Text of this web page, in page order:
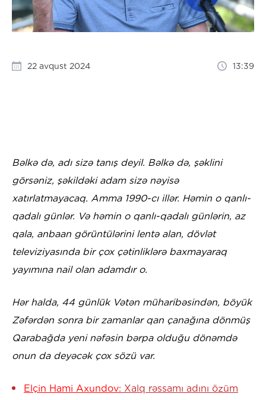
22 avqust 2024 13:39
Bəlkə də, adı sizə tanış deyil. Bəlkə də, şəklini
görsəniz, şəkildəki adam sizə nəyisə
xatırlatmayacaq. Amma 1990-cı illər. Həmin o qanlı-
qadalı günlər. Və həmin o qanlı-qadalı günlərin, az
qala, anbaan görüntülərini lentə alan, dövlət
televiziyasında bir çox çətinliklərə baxmayaraq
yayımına nail olan adamdır o.
Hər halda, 44 günlük Vətən müharibəsindən, böyük
Zəfərdən sonra bir zamanlar qan çanağına dönmüş
Qarabağda yeni nəfəsin bərpa olduğu dönəmdə
onun da deyəcək çox sözü var.
Elçin Hami Axundov: Xalq rəssamı adını özüm